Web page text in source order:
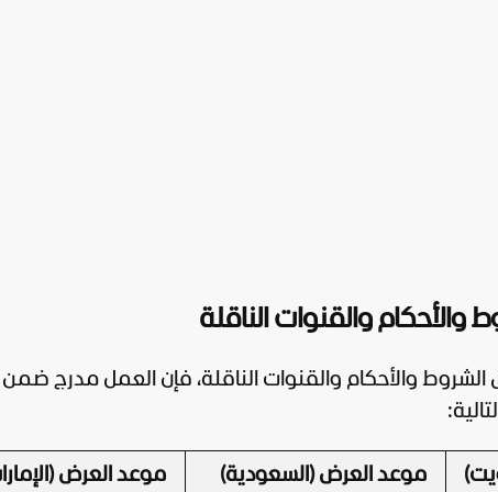
والقنوات الناقلة
والأحكام والقنوات الناقلة، فإن العمل مدرج ضمن
موعد العرض (السعودية) موعد العرض